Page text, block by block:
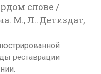
слове /
М.; Л.: Детиздат,
реставрации